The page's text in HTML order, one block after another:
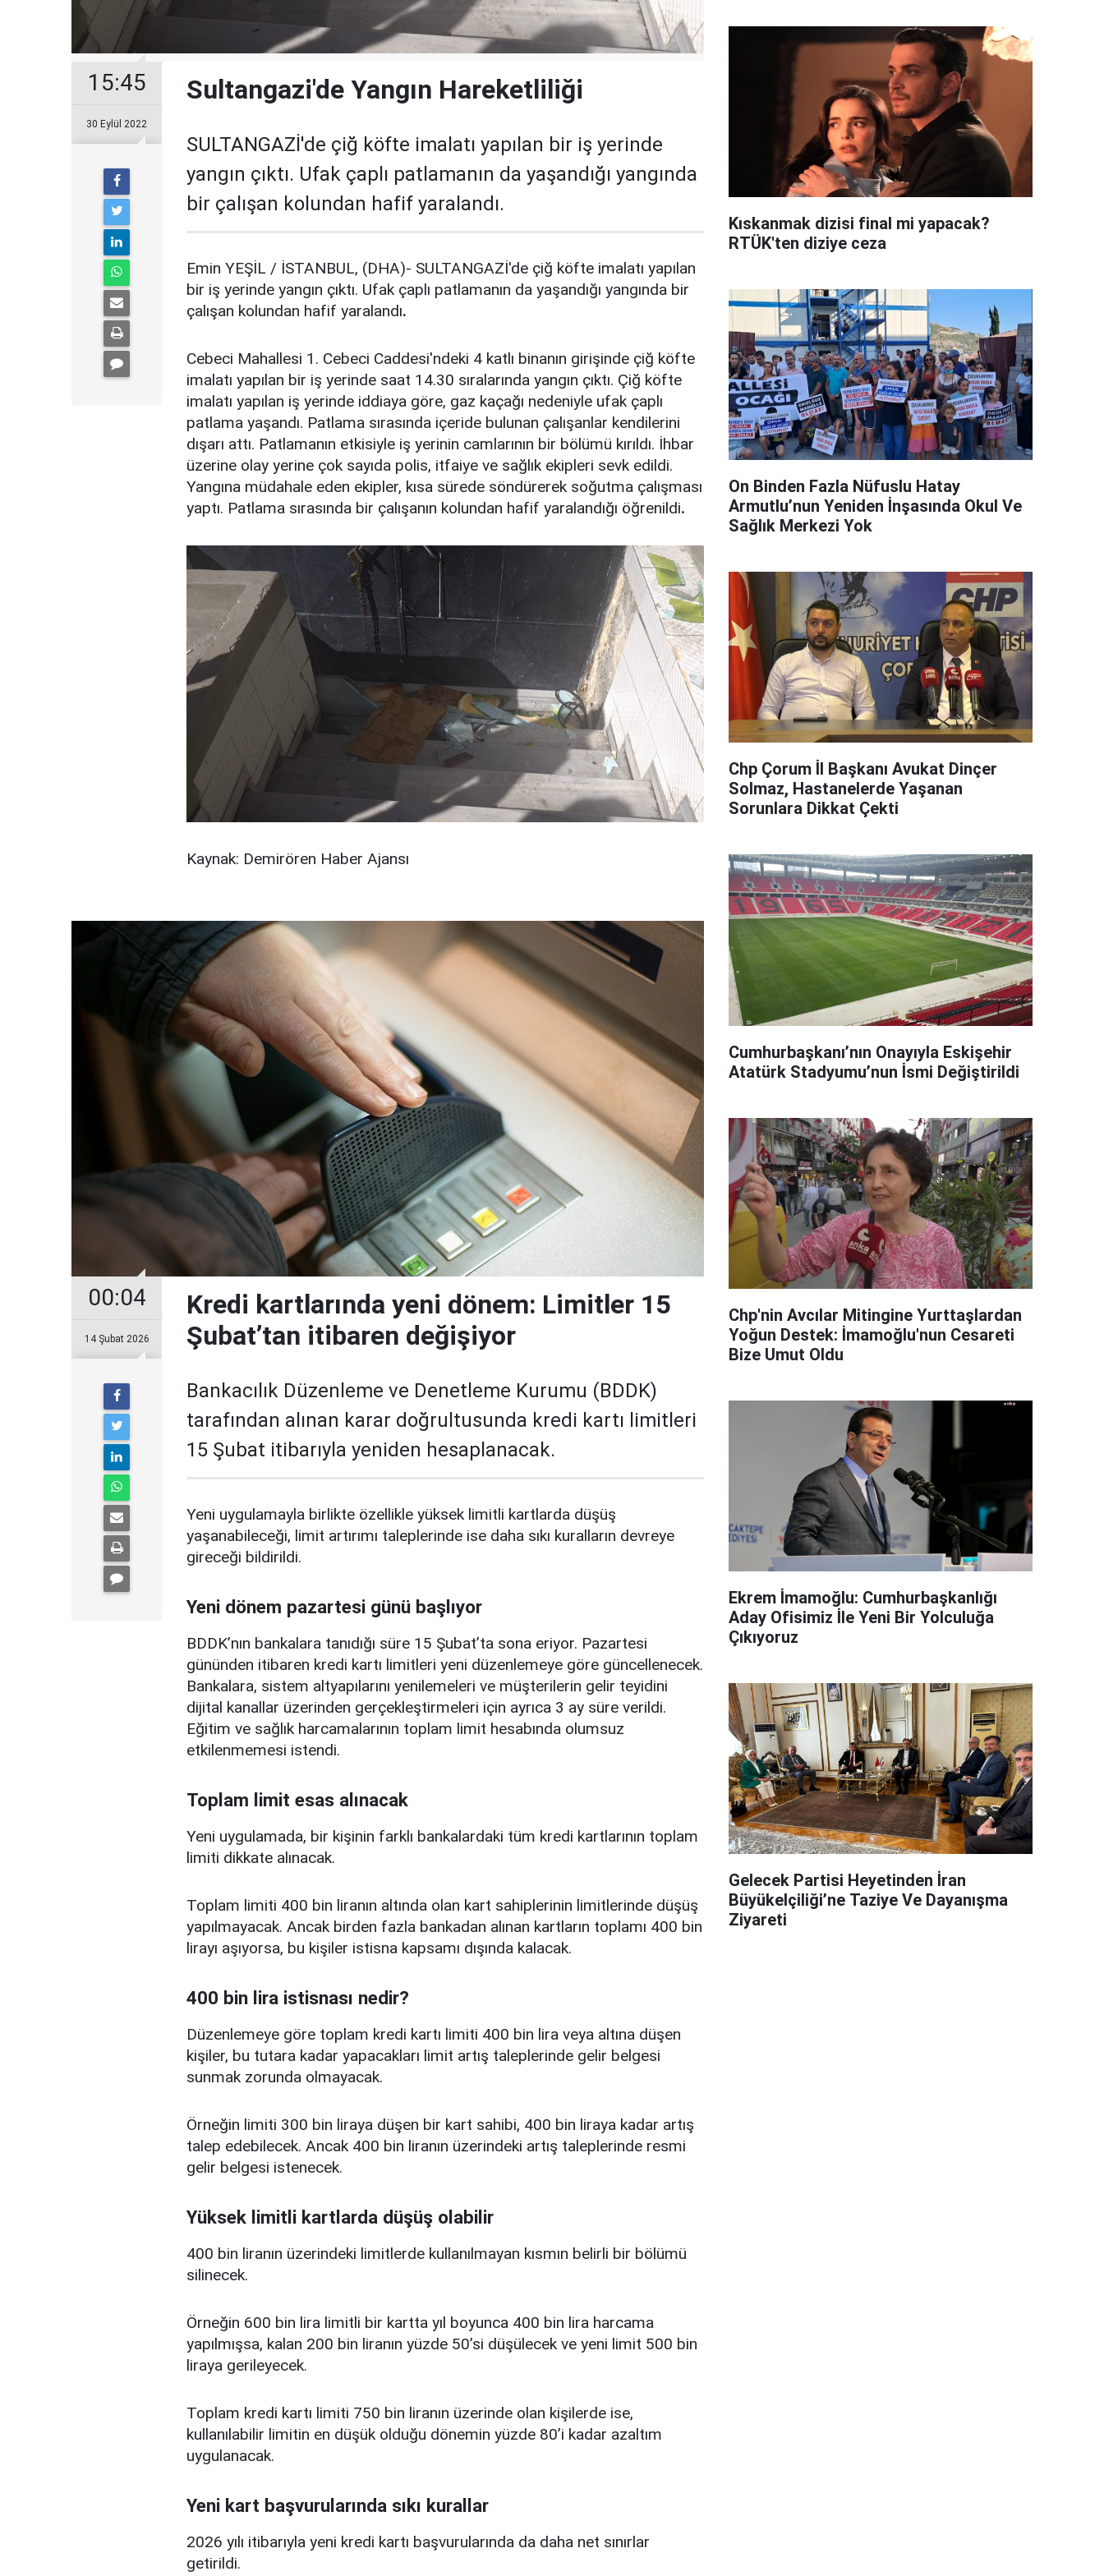
15:45
30 Eylül 2022
Sultangazi'de Yangın Hareketliliği
SULTANGAZİ'de çiğ köfte imalatı yapılan bir iş yerinde
yangın çıktı. Ufak çaplı patlamanın da yaşandığı yangında
bir çalışan kolundan hafif yaralandı.
Emin YEŞİL / İSTANBUL, (DHA)- SULTANGAZİ'de çiğ köfte imalatı yapılan
bir iş yerinde yangın çıktı. Ufak çaplı patlamanın da yaşandığı yangında bir
çalışan kolundan hafif yaralandı.
Cebeci Mahallesi 1. Cebeci Caddesi'ndeki 4 katlı binanın girişinde çiğ köfte
imalatı yapılan bir iş yerinde saat 14.30 sıralarında yangın çıktı. Çiğ köfte
imalatı yapılan iş yerinde iddiaya göre, gaz kaçağı nedeniyle ufak çaplı
patlama yaşandı. Patlama sırasında içeride bulunan çalışanlar kendilerini
dışarı attı. Patlamanın etkisiyle iş yerinin camlarının bir bölümü kırıldı. İhbar
üzerine olay yerine çok sayıda polis, itfaiye ve sağlık ekipleri sevk edildi.
Yangına müdahale eden ekipler, kısa sürede söndürerek soğutma çalışması
yaptı. Patlama sırasında bir çalışanın kolundan hafif yaralandığı öğrenildi.
Kaynak: Demirören Haber Ajansı
00:04
14 Şubat 2026
Kredi kartlarında yeni dönem: Limitler 15
Şubat’tan itibaren değişiyor
Bankacılık Düzenleme ve Denetleme Kurumu (BDDK)
tarafından alınan karar doğrultusunda kredi kartı limitleri
15 Şubat itibarıyla yeniden hesaplanacak.
Yeni uygulamayla birlikte özellikle yüksek limitli kartlarda düşüş
yaşanabileceği, limit artırımı taleplerinde ise daha sıkı kuralların devreye
gireceği bildirildi.
Yeni dönem pazartesi günü başlıyor
BDDK’nın bankalara tanıdığı süre 15 Şubat’ta sona eriyor. Pazartesi
gününden itibaren kredi kartı limitleri yeni düzenlemeye göre güncellenecek.
Bankalara, sistem altyapılarını yenilemeleri ve müşterilerin gelir teyidini
dijital kanallar üzerinden gerçekleştirmeleri için ayrıca 3 ay süre verildi.
Eğitim ve sağlık harcamalarının toplam limit hesabında olumsuz
etkilenmemesi istendi.
Toplam limit esas alınacak
Yeni uygulamada, bir kişinin farklı bankalardaki tüm kredi kartlarının toplam
limiti dikkate alınacak.
Toplam limiti 400 bin liranın altında olan kart sahiplerinin limitlerinde düşüş
yapılmayacak. Ancak birden fazla bankadan alınan kartların toplamı 400 bin
lirayı aşıyorsa, bu kişiler istisna kapsamı dışında kalacak.
400 bin lira istisnası nedir?
Düzenlemeye göre toplam kredi kartı limiti 400 bin lira veya altına düşen
kişiler, bu tutara kadar yapacakları limit artış taleplerinde gelir belgesi
sunmak zorunda olmayacak.
Örneğin limiti 300 bin liraya düşen bir kart sahibi, 400 bin liraya kadar artış
talep edebilecek. Ancak 400 bin liranın üzerindeki artış taleplerinde resmi
gelir belgesi istenecek.
Yüksek limitli kartlarda düşüş olabilir
400 bin liranın üzerindeki limitlerde kullanılmayan kısmın belirli bir bölümü
silinecek.
Örneğin 600 bin lira limitli bir kartta yıl boyunca 400 bin lira harcama
yapılmışsa, kalan 200 bin liranın yüzde 50’si düşülecek ve yeni limit 500 bin
liraya gerileyecek.
Toplam kredi kartı limiti 750 bin liranın üzerinde olan kişilerde ise,
kullanılabilir limitin en düşük olduğu dönemin yüzde 80’i kadar azaltım
uygulanacak.
Yeni kart başvurularında sıkı kurallar
2026 yılı itibarıyla yeni kredi kartı başvurularında da daha net sınırlar
getirildi.
Kıskanmak dizisi final mi yapacak?
RTÜK'ten diziye ceza
On Binden Fazla Nüfuslu Hatay
Armutlu’nun Yeniden İnşasında Okul Ve
Sağlık Merkezi Yok
Chp Çorum İl Başkanı Avukat Dinçer
Solmaz, Hastanelerde Yaşanan
Sorunlara Dikkat Çekti
Cumhurbaşkanı’nın Onayıyla Eskişehir
Atatürk Stadyumu’nun İsmi Değiştirildi
Chp'nin Avcılar Mitingine Yurttaşlardan
Yoğun Destek: İmamoğlu'nun Cesareti
Bize Umut Oldu
Ekrem İmamoğlu: Cumhurbaşkanlığı
Aday Ofisimiz İle Yeni Bir Yolculuğa
Çıkıyoruz
Gelecek Partisi Heyetinden İran
Büyükelçiliği’ne Taziye Ve Dayanışma
Ziyareti